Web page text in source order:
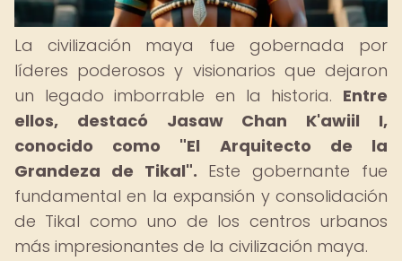
La civilización maya fue gobernada por
líderes poderosos y visionarios que dejaron
un legado imborrable en la historia. Entre
ellos, destacó Jasaw Chan K'awiil I,
conocido como "El Arquitecto de la
Grandeza de Tikal". Este gobernante fue
fundamental en la expansión y consolidación
de Tikal como uno de los centros urbanos
más impresionantes de la civilización maya.